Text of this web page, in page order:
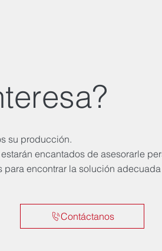
su producción.
encantados de asesorarle
para encontrar la solución
Contáctanos